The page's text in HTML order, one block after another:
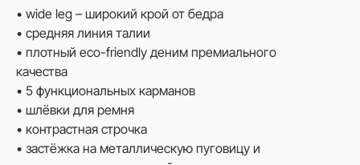
• wide leg – широкий крой от бедра
• средняя линия талии
• плотный eco-friendly деним премиального
качества
• 5 функциональных карманов
• шлёвки для ремня
• контрастная строчка
• застёжка на металлическую пуговицу и